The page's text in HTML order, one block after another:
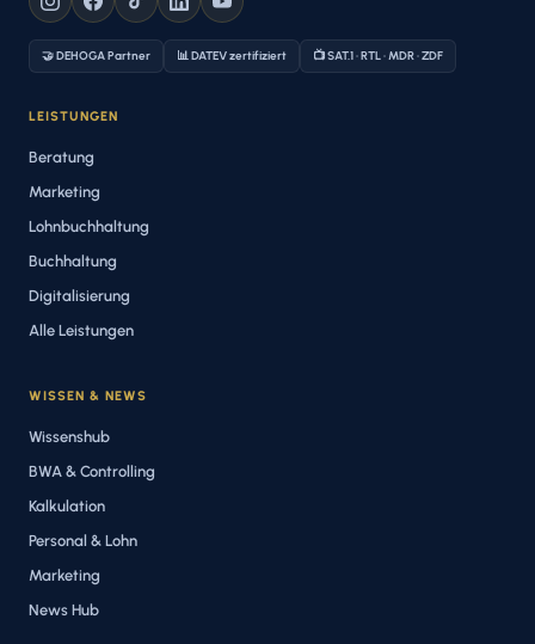
🤝 DEHOGA Partner 📊 DATEV zertifiziert 📺 SAT.1 · RTL · MDR · ZDF
LEISTUNGEN
Beratung
Marketing
Lohnbuchhaltung
Buchhaltung
Digitalisierung
Alle Leistungen
WISSEN & NEWS
Wissenshub
BWA & Controlling
Kalkulation
Personal & Lohn
Marketing
News Hub